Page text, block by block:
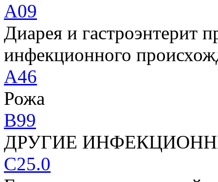
A09
Диарея и гастроэнтерит
инфекционного
A46
Рожа
B99
ДРУГИЕ
C25.0